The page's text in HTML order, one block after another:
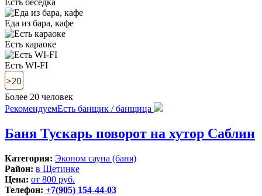
Есть беседка
Еда из бара, кафе
Есть караоке
Есть WI-FI
Более 20 человек
РекомендуемЕсть банщик / банщица
Баня Тускарь поворот на хутор Саблин
Категория: Эконом сауна (баня)
Район: в Щетинке
Цена: от 800 руб.
Телефон: +7(905) 154-44-03